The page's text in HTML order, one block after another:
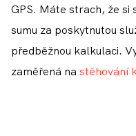
GPS. Máte strach, že si
sumu za poskytnutou
předběžnou kalkulaci.
zaměřená na stěhování